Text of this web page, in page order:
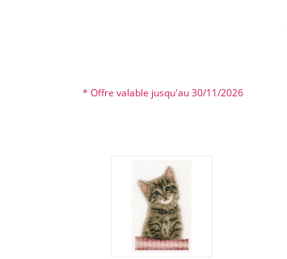
* Offre valable jusqu'au 30/11/2026